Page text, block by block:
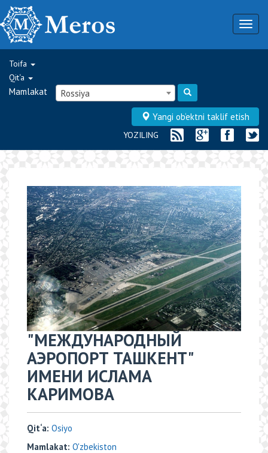
Toifa
Qit‘a
Mamlakat Rossiya
Yangi ob‘ektni taklif etish
YOZILING
"МЕЖДУНАРОДНЫЙ
АЭРОПОРТ ТАШКЕНТ"
ИМЕНИ ИСЛАМА
КАРИМОВА
Qit‘a: Osiyo
Mamlakat: O'zbekiston